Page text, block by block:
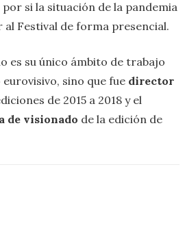
si la situación de la pandemia
Festival de forma presencial.
es su único ámbito de trabajo
sino que fue director
de 2015 a 2018 y el
de visionado de la edición de